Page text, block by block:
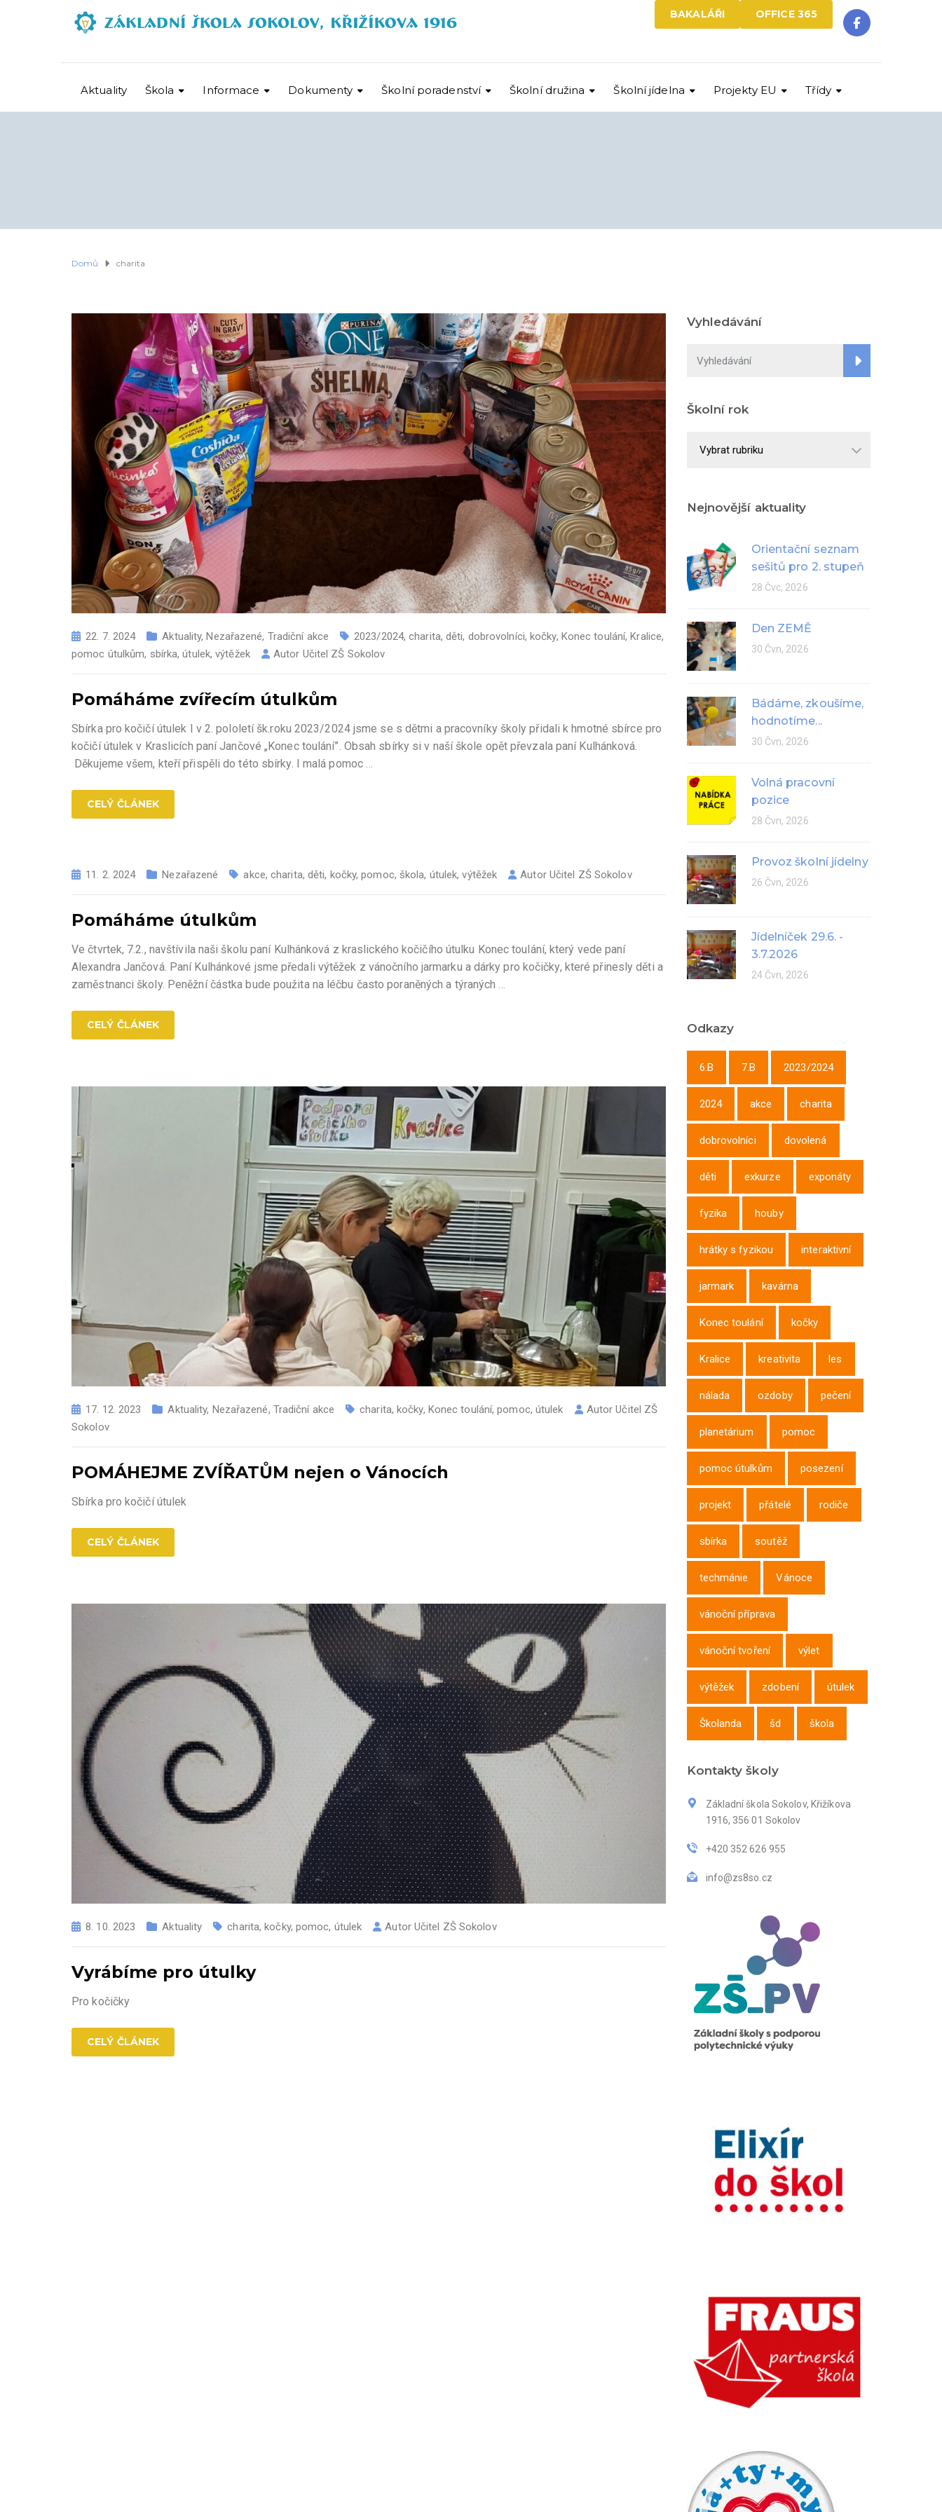
OFFICE 365
BAKALÁŘI
Aktuality Škola Informace Dokumenty Školní poradenství Školní družina Školní jídelna Projekty EU Třídy
Domů charita
22. 7. 2024 Aktuality,Nezařazené, Tradiční akce 2023/2024,charita,děti, dobrovolníci,kočky, Konec toulání,Kralice,
pomoc útulkům, sbírka,útulek,výtěžek Autor Učitel ZŠ Sokolov
Pomáháme zvířecím útulkům
Sbírka pro kočičí útulek I v 2. pololetí šk.roku 2023/2024 jsme se s dětmi a pracovníky školy přidali k hmotné sbírce pro
kočičí útulek v Kraslicích paní Jančové „Konec toulání”. Obsah sbírky si v naší škole opět převzala paní Kulhánková.
Děkujeme všem, kteří přispěli do této sbírky. I malá pomoc…
CELÝ ČLÁNEK
11. 2. 2024 Nezařazené akce,charita, děti, kočky,pomoc, škola, útulek,výtěžek Autor Učitel ZŠ Sokolov
Pomáháme útulkům
Ve čtvrtek, 7.2., navštívila naši školu paní Kulhánková z kraslického kočičího útulku Konec toulání, který vede paní
Alexandra Jančová. Paní Kulhánkové jsme předali výtěžek z vánočního jarmarku a dárky pro kočičky, které přinesly děti a
zaměstnanci školy. Peněžní částka bude použita na léčbu často poraněných a týraných…
CELÝ ČLÁNEK
17. 12. 2023 Aktuality, Nezařazené, Tradiční akce charita,kočky, Konec toulání,pomoc, útulek AutorUčitel ZŠ
Sokolov
POMÁHEJME ZVÍŘATŮM nejen o Vánocích
Sbírka pro kočičí útulek
CELÝ ČLÁNEK
8. 10. 2023 Aktuality charita, kočky, pomoc, útulek Autor Učitel ZŠ Sokolov
Vyrábíme pro útulky
Pro kočičky
CELÝ ČLÁNEK
Vyhledávání
Školní rok
Nejnovější aktuality
Orientační seznam
sešitů pro 2. stupeň
28 Čvc, 2026
Den ZEMĚ
30 Čvn, 2026
Bádáme, zkoušíme,
hodnotíme...
30 Čvn, 2026
Volná pracovní
pozice
28 Čvn, 2026
Provoz školní jídelny
26 Čvn, 2026
Jídelníček 29.6. -
3.7.2026
24 Čvn, 2026
Odkazy
6.B 7.B 2023/2024
2024 akce charita
dobrovolníci dovolená
děti exkurze exponáty
fyzika houby
hrátky s fyzikou interaktivní
jarmark kavárna
Konec toulání kočky
Kralice kreativita les
nálada ozdoby pečení
planetárium pomoc
pomoc útulkům posezení
projekt přátelé rodiče
sbírka soutěž
techmánie Vánoce
vánoční příprava
vánoční tvoření výlet
výtěžek zdobení útulek
Školanda šd škola
Kontakty školy
Základní škola Sokolov, Křižíkova
1916, 356 01 Sokolov
+420 352 626 955
info@zs8so.cz